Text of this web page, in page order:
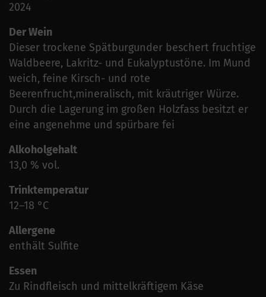
2024
Der Wein
Dieser trockene Spätburgunder beschert fruchtige
Waldbeere, Lakritz- und Eukalyptustöne. Im Mund
weich, feine Kirsch- und rote
Beerenfrucht,mineralisch, mit kräutriger Würze.
Durch die Lagerung im großen Holzfass besitzt er
eine angenehme und spürbare fei
Alkoholgehalt
13,0 % vol.
Trinktemperatur
12–18 °C
Allergene
enthält Sulfite
Essen
Zu Rindfleisch und mittelkräftigem Käse